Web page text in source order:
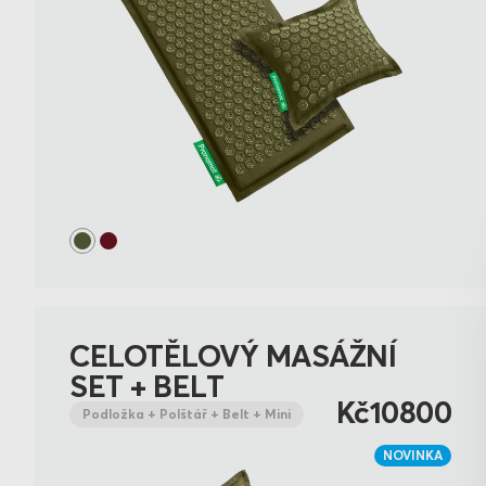
CELOTĚLOVÝ MASÁŽNÍ
SET + BELT
Podložka + Polštář + Belt + Mini Kč10800
NOVINKA